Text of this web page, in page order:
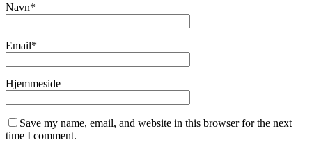
Navn*
Email*
Hjemmeside
Save my name, email, and website in this browser for the next
time I comment.